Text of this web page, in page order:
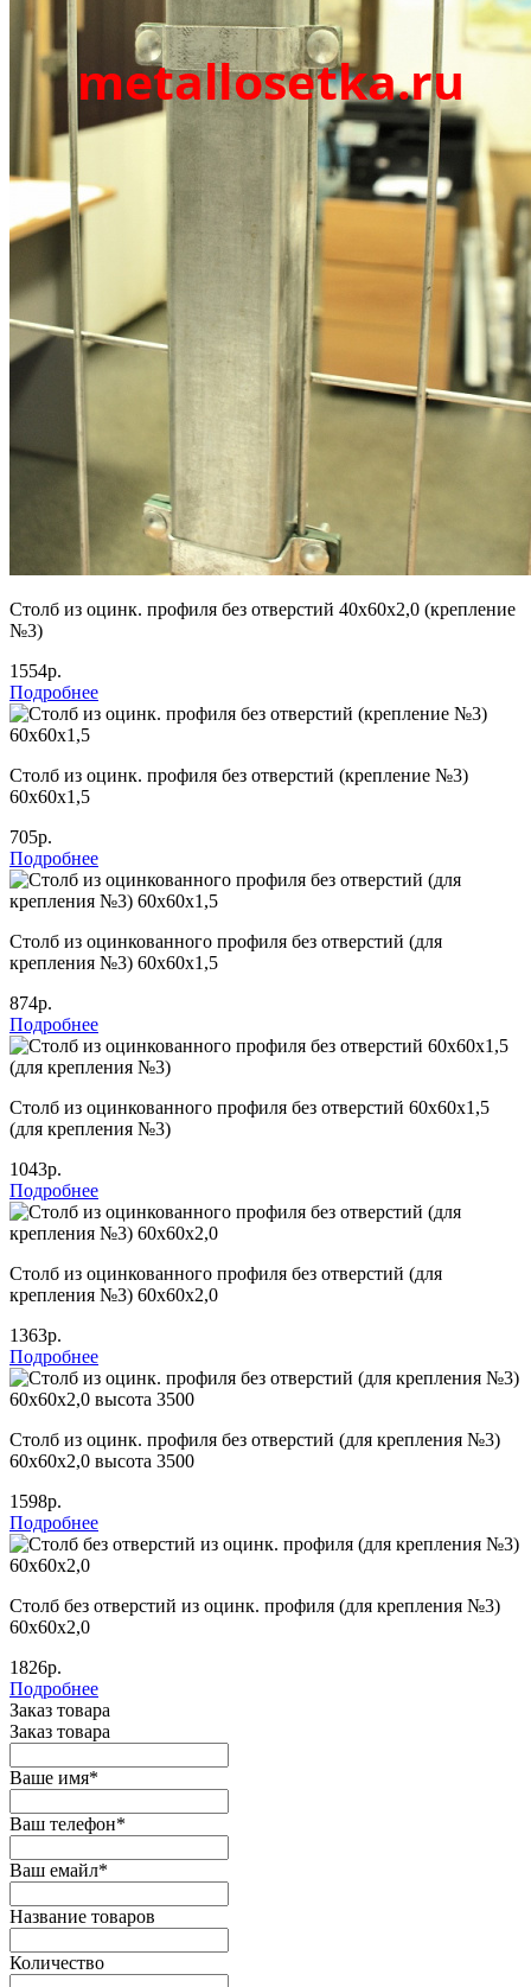
Столб из оцинк. профиля без отверстий 40х60х2,0 (крепление
№3)
1554р.
Подробнее
Столб из оцинк. профиля без отверстий (крепление №3)
60х60х1,5
705р.
Подробнее
Столб из оцинкованного профиля без отверстий (для
крепления №3) 60х60х1,5
874р.
Подробнее
Столб из оцинкованного профиля без отверстий 60х60х1,5
(для крепления №3)
1043р.
Подробнее
Столб из оцинкованного профиля без отверстий (для
крепления №3) 60х60х2,0
1363р.
Подробнее
Столб из оцинк. профиля без отверстий (для крепления №3)
60х60х2,0 высота 3500
1598р.
Подробнее
Столб без отверстий из оцинк. профиля (для крепления №3)
60х60х2,0
1826р.
Подробнее
Заказ товара
Заказ товара
Ваше имя*
Ваш телефон*
Ваш емайл*
Название товаров
Количество